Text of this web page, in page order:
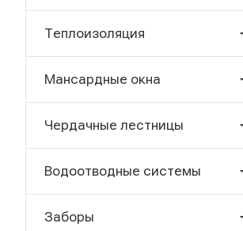
Теплоизоляция
Мансардные окна
Чердачные лестницы
Водоотводные системы
Заборы